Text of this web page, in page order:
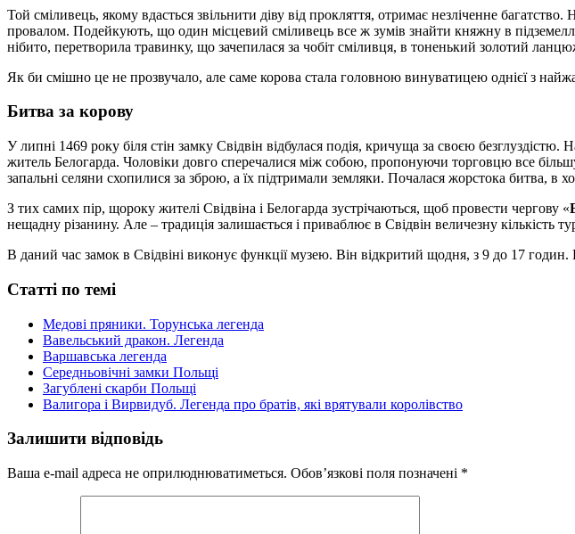
Той сміливець, якому вдасться звільнити діву від прокляття, отримає незліченне
провалом. Подейкують, що один місцевий сміливець все ж зумів знайти княжну в
нібито, перетворила травинку, що зачепилася за чобіт сміливця, в тоненький золотий
Як би смішно це не прозвучало, але саме корова стала головною винуватицею однієї з
Битва за корову
У липні 1469 року біля стін замку Свідвін відбулася подія, кричуща за своєю
житель Белогарда. Чоловіки довго сперечалися між собою, пропонуючи торговцю все
запальні селяни схопилися за зброю, а їх підтримали земляки. Почалася жорстока битва, в
З тих самих пір, щороку жителі Свідвіна і Белогарда зустрічаються, щоб провести чергову «
нещадну різанину. Але – традиція залишається і приваблює в Свідвін величезну кількість
В даний час замок в Свідвіні виконує функції музею. Він відкритий щодня, з 9 до 17 годин.
Статті по темі
Медові пряники. Торунська легенда
Вавельський дракон. Легенда
Варшавська легенда
Середньовічні замки Польщі
Загублені скарби Польщі
Валигора і Вирвидуб. Легенда про братів, які врятували королівство
Залишити відповідь
Ваша e-mail адреса не оприлюднюватиметься. Обов’язкові поля позначені *